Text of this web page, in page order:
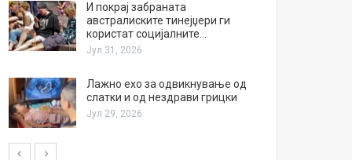
И покрај забраната
австралиските тинејџери ги
користат социјалните…
Јул 31, 2026
Лажно ехо за одвикнување од
слатки и од нездрави грицки
Јул 29, 2026